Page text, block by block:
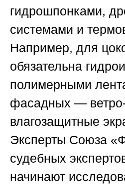
гидрошпонками,
системами и
Например, для
обязательна
полимерными
фасадных —
влагозащитные
Эксперты Союза
судебных
начинают